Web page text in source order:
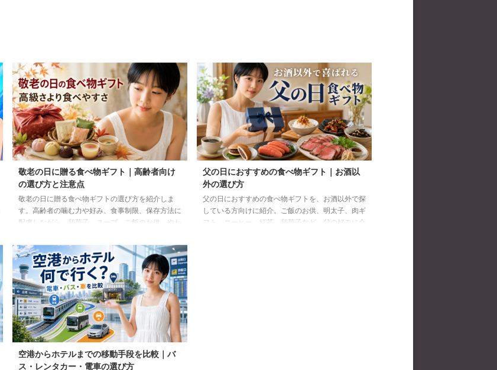
敬老の日に贈る食べ物ギフト｜高齢者向け
の選び方と注意点
敬老の日に贈る食べ物ギフトの選び方を紹介しま
す。高齢者の噛む力や好み、食事制限、保存方法に
配慮しながら、和菓子、スープ、ご飯のお供、やわ
父の日におすすめの食べ物ギフト｜お酒以
外の選び方
父の日におすすめの食べ物ギフトを、お酒以外で探
している方向けに紹介。ご飯のお供、明太子、肉ギ
フト、コーヒー、紅茶、和菓子など、父の好みに合
空港からホテルまでの移動手段を比較｜バ
ス・レンタカー・電車の選び方